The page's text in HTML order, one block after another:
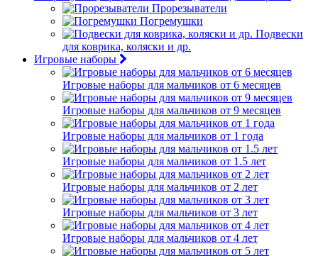
Прорезыватели
Погремушки
Подвески
для коврика, коляски и др.
Игровые наборы
Игровые наборы для мальчиков от 6 месяцев
Игровые наборы для мальчиков от 9 месяцев
Игровые наборы для мальчиков от 1 года
Игровые наборы для мальчиков от 1.5 лет
Игровые наборы для мальчиков от 2 лет
Игровые наборы для мальчиков от 3 лет
Игровые наборы для мальчиков от 4 лет